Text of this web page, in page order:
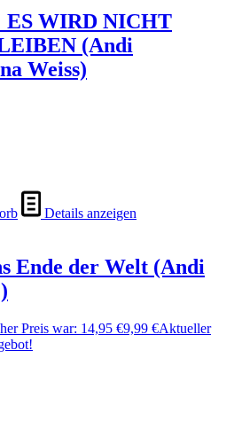
ES WIRD NICHT
(Andi
Weiss)
Details anzeigen
Ende der Welt (Andi
Preis war: 14,95 €9,99 €Aktueller